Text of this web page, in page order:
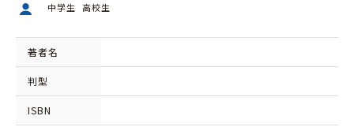
中学生 高校生
著者名
判型
ISBN